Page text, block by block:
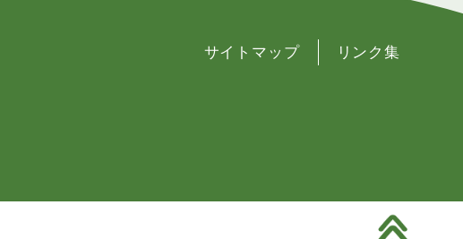
サイトマップ リンク集